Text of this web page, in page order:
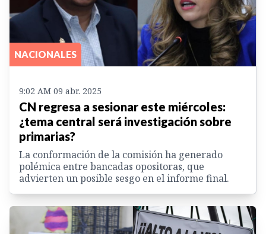
NACIONALES
9:02 AM 09 abr. 2025
CN regresa a sesionar este miércoles:
¿tema central será investigación sobre
primarias?
La conformación de la comisión ha generado
polémica entre bancadas opositoras, que
advierten un posible sesgo en el informe final.